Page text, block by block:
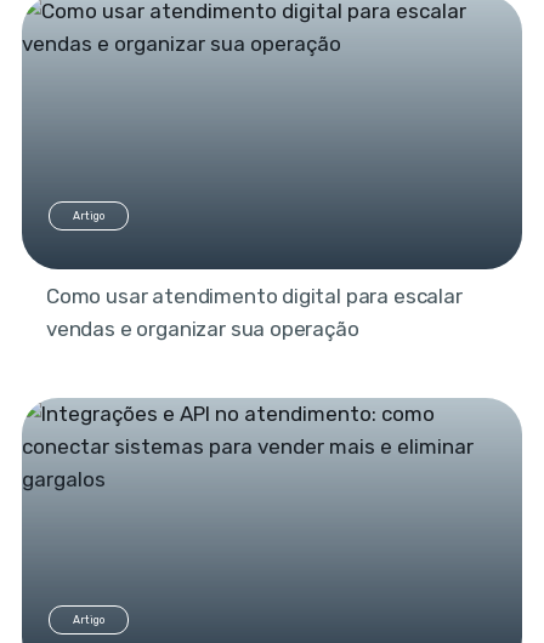
Artigo
Como usar atendimento digital para escalar
vendas e organizar sua operação
Artigo